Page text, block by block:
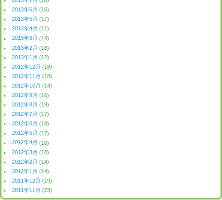
2013年6月 (16)
2013年5月 (17)
2013年4月 (11)
2013年3月 (14)
2013年2月 (18)
2013年1月 (12)
2012年12月 (18)
2012年11月 (18)
2012年10月 (14)
2012年9月 (16)
2012年8月 (19)
2012年7月 (17)
2012年6月 (18)
2012年5月 (17)
2012年4月 (18)
2012年3月 (18)
2012年2月 (14)
2012年1月 (14)
2011年12月 (19)
2011年11月 (23)